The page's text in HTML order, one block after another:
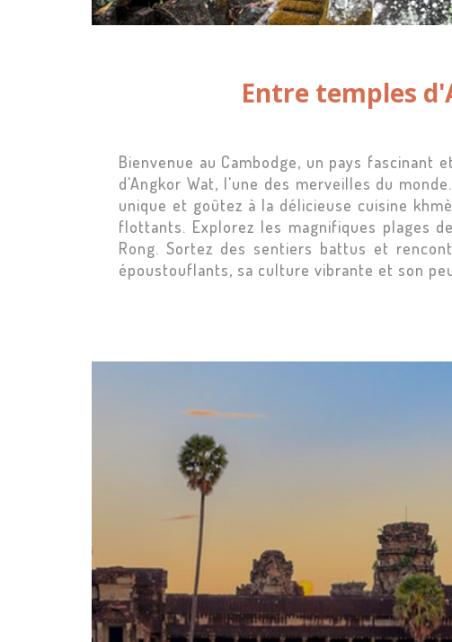
Entre temples
Bienvenue au Cambodge, un pays fascinant
d'Angkor Wat, l'une des merveilles du
unique et goûtez à la délicieuse cuisine
flottants. Explorez les magnifiques plages
Rong. Sortez des sentiers battus et
époustouflants, sa culture vibrante et son